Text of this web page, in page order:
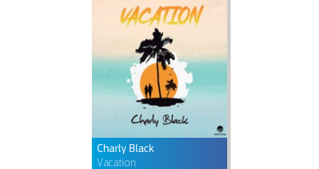
Charly Black
Vacation